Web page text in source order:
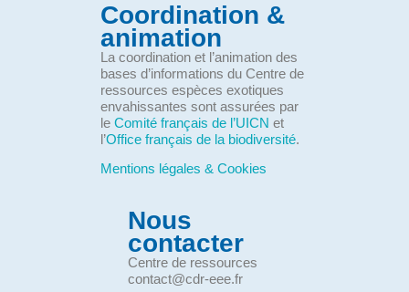
Coordination &
animation
La coordination et l’animation des
bases d’informations du Centre de
ressources espèces exotiques
envahissantes sont assurées par
le Comité français de l’UICN et
l’Office français de la biodiversité.
Mentions légales & Cookies
Nous
contacter
Centre de ressources
contact@cdr-eee.fr